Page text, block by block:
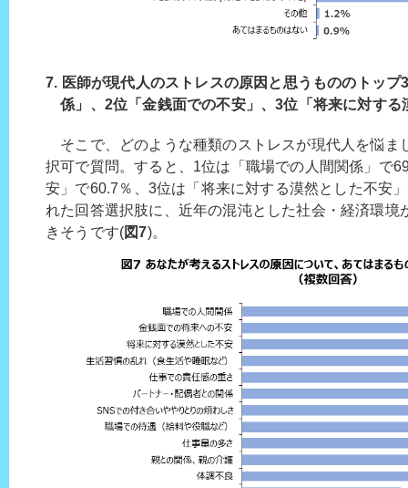
7. 医師が現代人のストレスの原因と思うもののトップ
係」、2位「金銭面での不安」、3位「将来に対する
そこで、どのような種類のストレスが現代人を悩ま
択可で質問。すると、1位は「職場での人間関係」で
安」で60.7％、3位は「将来に対する漠然とした不安
れた回答選択肢に、近年の混沌とした社会・経済環境
きそうです(図7)。